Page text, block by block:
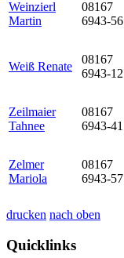
Weinzierl
Martin
08167
6943-56
Weiß Renate
08167
6943-12
Zeilmaier
Tahnee
08167
6943-41
Zelmer
Mariola
08167
6943-57
drucken nach oben
Quicklinks